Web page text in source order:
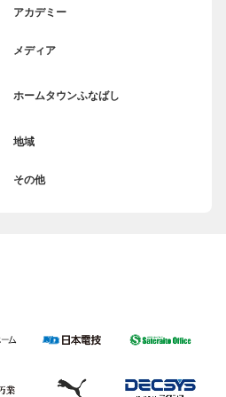
アカデミー
メディア
ホームタウンふなばし
地域
その他